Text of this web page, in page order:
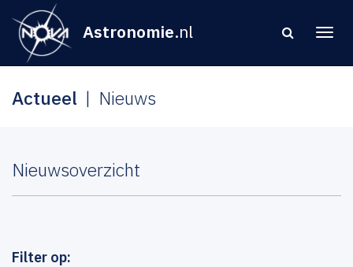
Astronomie.nl
Actueel Nieuws
Nieuwsoverzicht
Filter op: